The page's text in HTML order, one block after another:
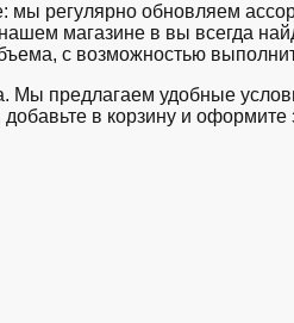
мы регулярно обновляем
магазине в вы всегда
с возможностью
Мы предлагаем удобные
в корзину и